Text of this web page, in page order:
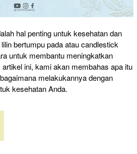
hal penting untuk kesehatan dan
bertumpu pada atau candlestick
untuk membantu meningkatkan
ini, kami akan membahas apa itu
melakukannya dengan
kesehatan Anda.